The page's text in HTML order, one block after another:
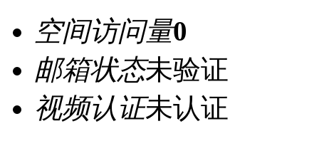
空间访问量0
邮箱状态未验证
视频认证未认证